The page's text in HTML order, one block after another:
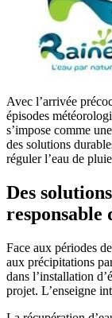
Avec l’arrivée
épisodes
s’impose comme
des solutions
réguler l’eau de
Des
responsable
Face aux périodes
aux précipitations
dans l’installation
projet. L’enseigne